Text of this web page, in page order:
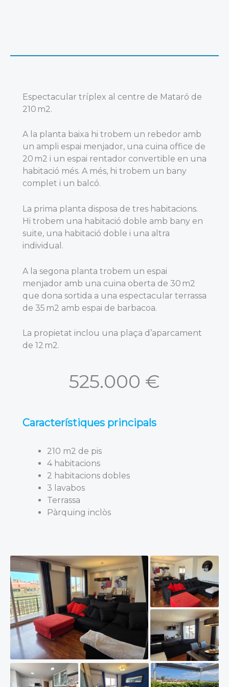
Espectacular tríplex al centre de Mataró de
210 m2.
A la planta baixa hi trobem un rebedor amb
un ampli espai menjador, una cuina office de
20 m2 i un espai rentador convertible en una
habitació més. A més, hi trobem un bany
complet i un balcó.
La prima planta disposa de tres habitacions.
Hi trobem una habitació doble amb bany en
suite, una habitació doble i una altra
individual.
A la segona planta trobem un espai
menjador amb una cuina oberta de 30 m2
que dona sortida a una espectacular terrassa
de 35 m2 amb espai de barbacoa.
La propietat inclou una plaça d’aparcament
de 12 m2.
525.000 €
Característiques principals
210 m2 de pis
4 habitacions
2 habitacions dobles
3 lavabos
Terrassa
Pàrquing inclòs